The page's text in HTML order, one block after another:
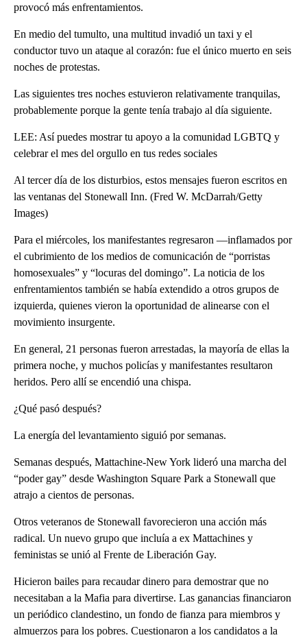
provocó más enfrentamientos.
En medio del tumulto, una multitud invadió un taxi y el
conductor tuvo un ataque al corazón: fue el único muerto en seis
noches de protestas.
Las siguientes tres noches estuvieron relativamente tranquilas,
probablemente porque la gente tenía trabajo al día siguiente.
LEE: Así puedes mostrar tu apoyo a la comunidad LGBTQ y
celebrar el mes del orgullo en tus redes sociales
Al tercer día de los disturbios, estos mensajes fueron escritos en
las ventanas del Stonewall Inn. (Fred W. McDarrah/Getty
Images)
Para el miércoles, los manifestantes regresaron —inflamados por
el cubrimiento de los medios de comunicación de “porristas
homosexuales” y “locuras del domingo”. La noticia de los
enfrentamientos también se había extendido a otros grupos de
izquierda, quienes vieron la oportunidad de alinearse con el
movimiento insurgente.
En general, 21 personas fueron arrestadas, la mayoría de ellas la
primera noche, y muchos policías y manifestantes resultaron
heridos. Pero allí se encendió una chispa.
¿Qué pasó después?
La energía del levantamiento siguió por semanas.
Semanas después, Mattachine-New York lideró una marcha del
“poder gay” desde Washington Square Park a Stonewall que
atrajo a cientos de personas.
Otros veteranos de Stonewall favorecieron una acción más
radical. Un nuevo grupo que incluía a ex Mattachines y
feministas se unió al Frente de Liberación Gay.
Hicieron bailes para recaudar dinero para demostrar que no
necesitaban a la Mafia para divertirse. Las ganancias financiaron
un periódico clandestino, un fondo de fianza para miembros y
almuerzos para los pobres. Cuestionaron a los candidatos a la